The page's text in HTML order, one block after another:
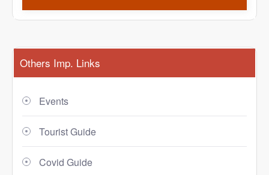
Others Imp. Links
Events
Tourist Guide
Covid Guide